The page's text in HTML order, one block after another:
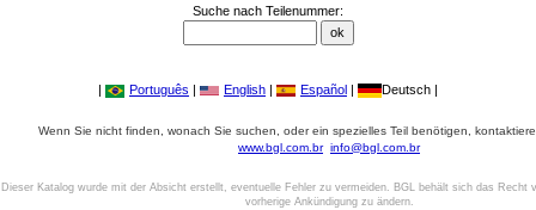
Suche nach Teilenummer:
| Português | English | Español | Deutsch |
Wenn Sie nicht finden, wonach Sie suchen, oder ein spezielles Teil benötigen,
www.bgl.com.br info@bgl.com.br
Dieser Katalog wurde mit der Absicht erstellt, eventuelle Fehler zu vermeiden. BGL behält sich das Recht
vorherige Ankündigung zu ändern.